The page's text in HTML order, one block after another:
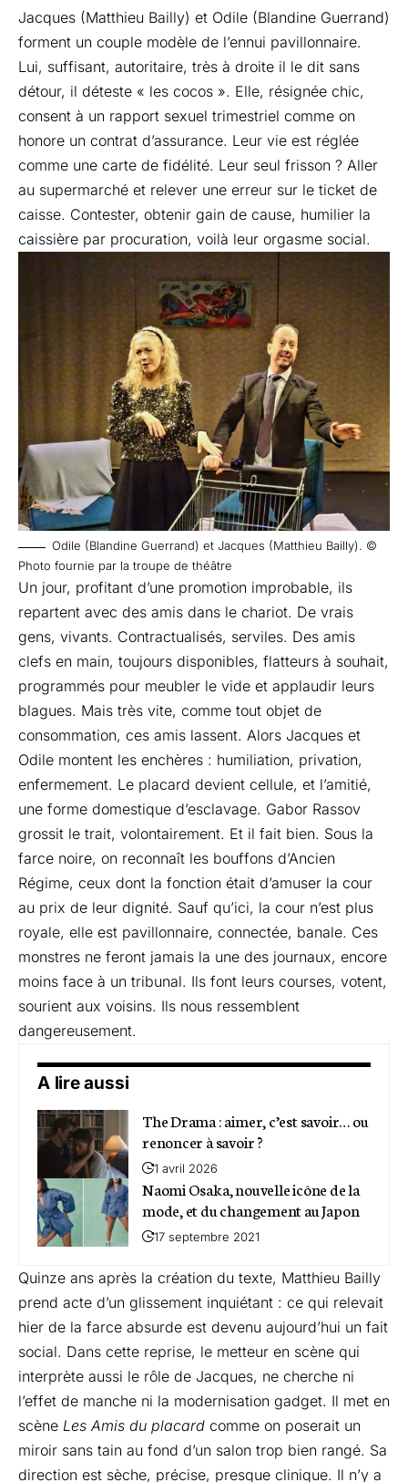
Jacques (Matthieu Bailly) et Odile (Blandine Guerrand)
forment un couple modèle de l’ennui pavillonnaire.
Lui, suffisant, autoritaire, très à droite il le dit sans
détour, il déteste « les cocos ». Elle, résignée chic,
consent à un rapport sexuel trimestriel comme on
honore un contrat d’assurance. Leur vie est réglée
comme une carte de fidélité. Leur seul frisson ? Aller
au supermarché et relever une erreur sur le ticket de
caisse. Contester, obtenir gain de cause, humilier la
caissière par procuration, voilà leur orgasme social.
Odile (Blandine Guerrand) et Jacques (Matthieu Bailly). ©
Photo fournie par la troupe de théâtre
Un jour, profitant d’une promotion improbable, ils
repartent avec des amis dans le chariot. De vrais
gens, vivants. Contractualisés, serviles. Des amis
clefs en main, toujours disponibles, flatteurs à souhait,
programmés pour meubler le vide et applaudir leurs
blagues. Mais très vite, comme tout objet de
consommation, ces amis lassent. Alors Jacques et
Odile montent les enchères : humiliation, privation,
enfermement. Le placard devient cellule, et l’amitié,
une forme domestique d’esclavage. Gabor Rassov
grossit le trait, volontairement. Et il fait bien. Sous la
farce noire, on reconnaît les bouffons d’Ancien
Régime, ceux dont la fonction était d’amuser la cour
au prix de leur dignité. Sauf qu’ici, la cour n’est plus
royale, elle est pavillonnaire, connectée, banale. Ces
monstres ne feront jamais la une des journaux, encore
moins face à un tribunal. Ils font leurs courses, votent,
sourient aux voisins. Ils nous ressemblent
dangereusement.
A lire aussi
The Drama : aimer, c’est savoir… ou
renoncer à savoir ?
1 avril 2026
Naomi Osaka, nouvelle icône de la
mode, et du changement au Japon
17 septembre 2021
Quinze ans après la création du texte, Matthieu Bailly
prend acte d’un glissement inquiétant : ce qui relevait
hier de la farce absurde est devenu aujourd’hui un fait
social. Dans cette reprise, le metteur en scène qui
interprète aussi le rôle de Jacques, ne cherche ni
l’effet de manche ni la modernisation gadget. Il met en
scène Les Amis du placard comme on poserait un
miroir sans tain au fond d’un salon trop bien rangé. Sa
direction est sèche, précise, presque clinique. Il n’y a